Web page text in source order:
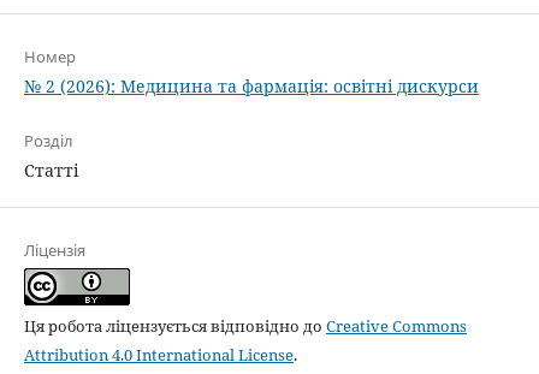
Номер
№ 2 (2026): Медицина та фармацiя: освiтнi дискурси
Розділ
Статті
Ліцензія
Ця робота ліцензується відповідно до Creative Commons
Attribution 4.0 International License.